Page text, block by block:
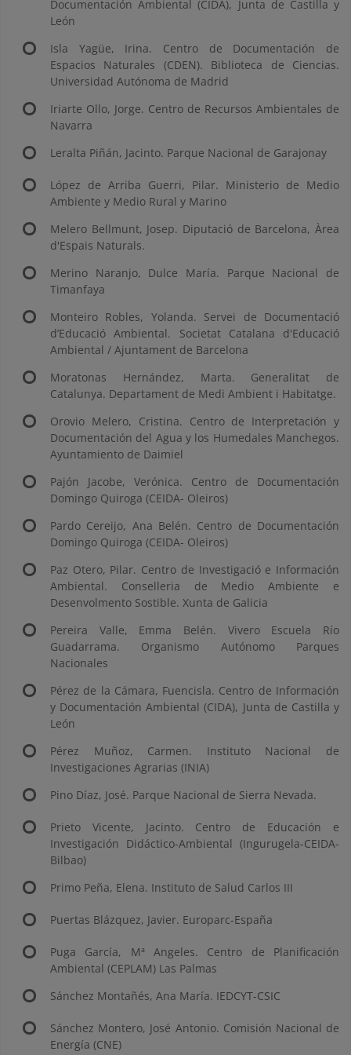
Documentación Ambiental (CIDA), Junta de Castilla y
León
Isla Yagüe, Irina. Centro de Documentación de
Espacios Naturales (CDEN). Biblioteca de Ciencias.
Universidad Autónoma de Madrid
Iriarte Ollo, Jorge. Centro de Recursos Ambientales de
Navarra
Leralta Piñán, Jacinto. Parque Nacional de Garajonay
López de Arriba Guerri, Pilar. Ministerio de Medio
Ambiente y Medio Rural y Marino
Melero Bellmunt, Josep. Diputació de Barcelona, Àrea
d'Espais Naturals.
Merino Naranjo, Dulce María. Parque Nacional de
Timanfaya
Monteiro Robles, Yolanda. Servei de Documentació
d’Educació Ambiental. Societat Catalana d'Educació
Ambiental / Ajuntament de Barcelona
Moratonas Hernández, Marta. Generalitat de
Catalunya. Departament de Medi Ambient i Habitatge.
Orovio Melero, Cristina. Centro de Interpretación y
Documentación del Agua y los Humedales Manchegos.
Ayuntamiento de Daimiel
Pajón Jacobe, Verónica. Centro de Documentación
Domingo Quiroga (CEIDA- Oleiros)
Pardo Cereijo, Ana Belén. Centro de Documentación
Domingo Quiroga (CEIDA- Oleiros)
Paz Otero, Pilar. Centro de Investigació e Información
Ambiental. Conselleria de Medio Ambiente e
Desenvolmento Sostible. Xunta de Galicia
Pereira Valle, Emma Belén. Vivero Escuela Río
Guadarrama. Organismo Autónomo Parques
Nacionales
Pérez de la Cámara, Fuencisla. Centro de Información
y Documentación Ambiental (CIDA), Junta de Castilla y
León
Pérez Muñoz, Carmen. Instituto Nacional de
Investigaciones Agrarias (INIA)
Pino Díaz, José. Parque Nacional de Sierra Nevada.
Prieto Vicente, Jacinto. Centro de Educación e
Investigación Didáctico-Ambiental (Ingurugela-CEIDA-
Bilbao)
Primo Peña, Elena. Instituto de Salud Carlos III
Puertas Blázquez, Javier. Europarc-España
Puga García, Mª Angeles. Centro de Planificación
Ambiental (CEPLAM) Las Palmas
Sánchez Montañés, Ana María. IEDCYT-CSIC
Sánchez Montero, José Antonio. Comisión Nacional de
Energía (CNE)